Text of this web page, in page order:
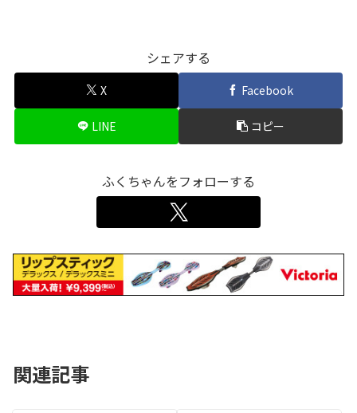
シェアする
X Facebook
LINE コピー
ふくちゃんをフォローする
関連記事